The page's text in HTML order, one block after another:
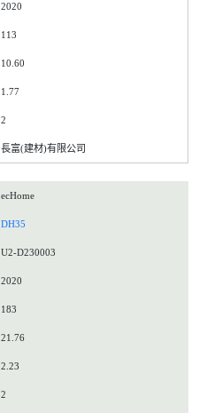
2020
113
10.60
1.77
2
長富(建材)有限公司
ecHome
DH35
U2-D230003
2020
183
21.76
2.23
2